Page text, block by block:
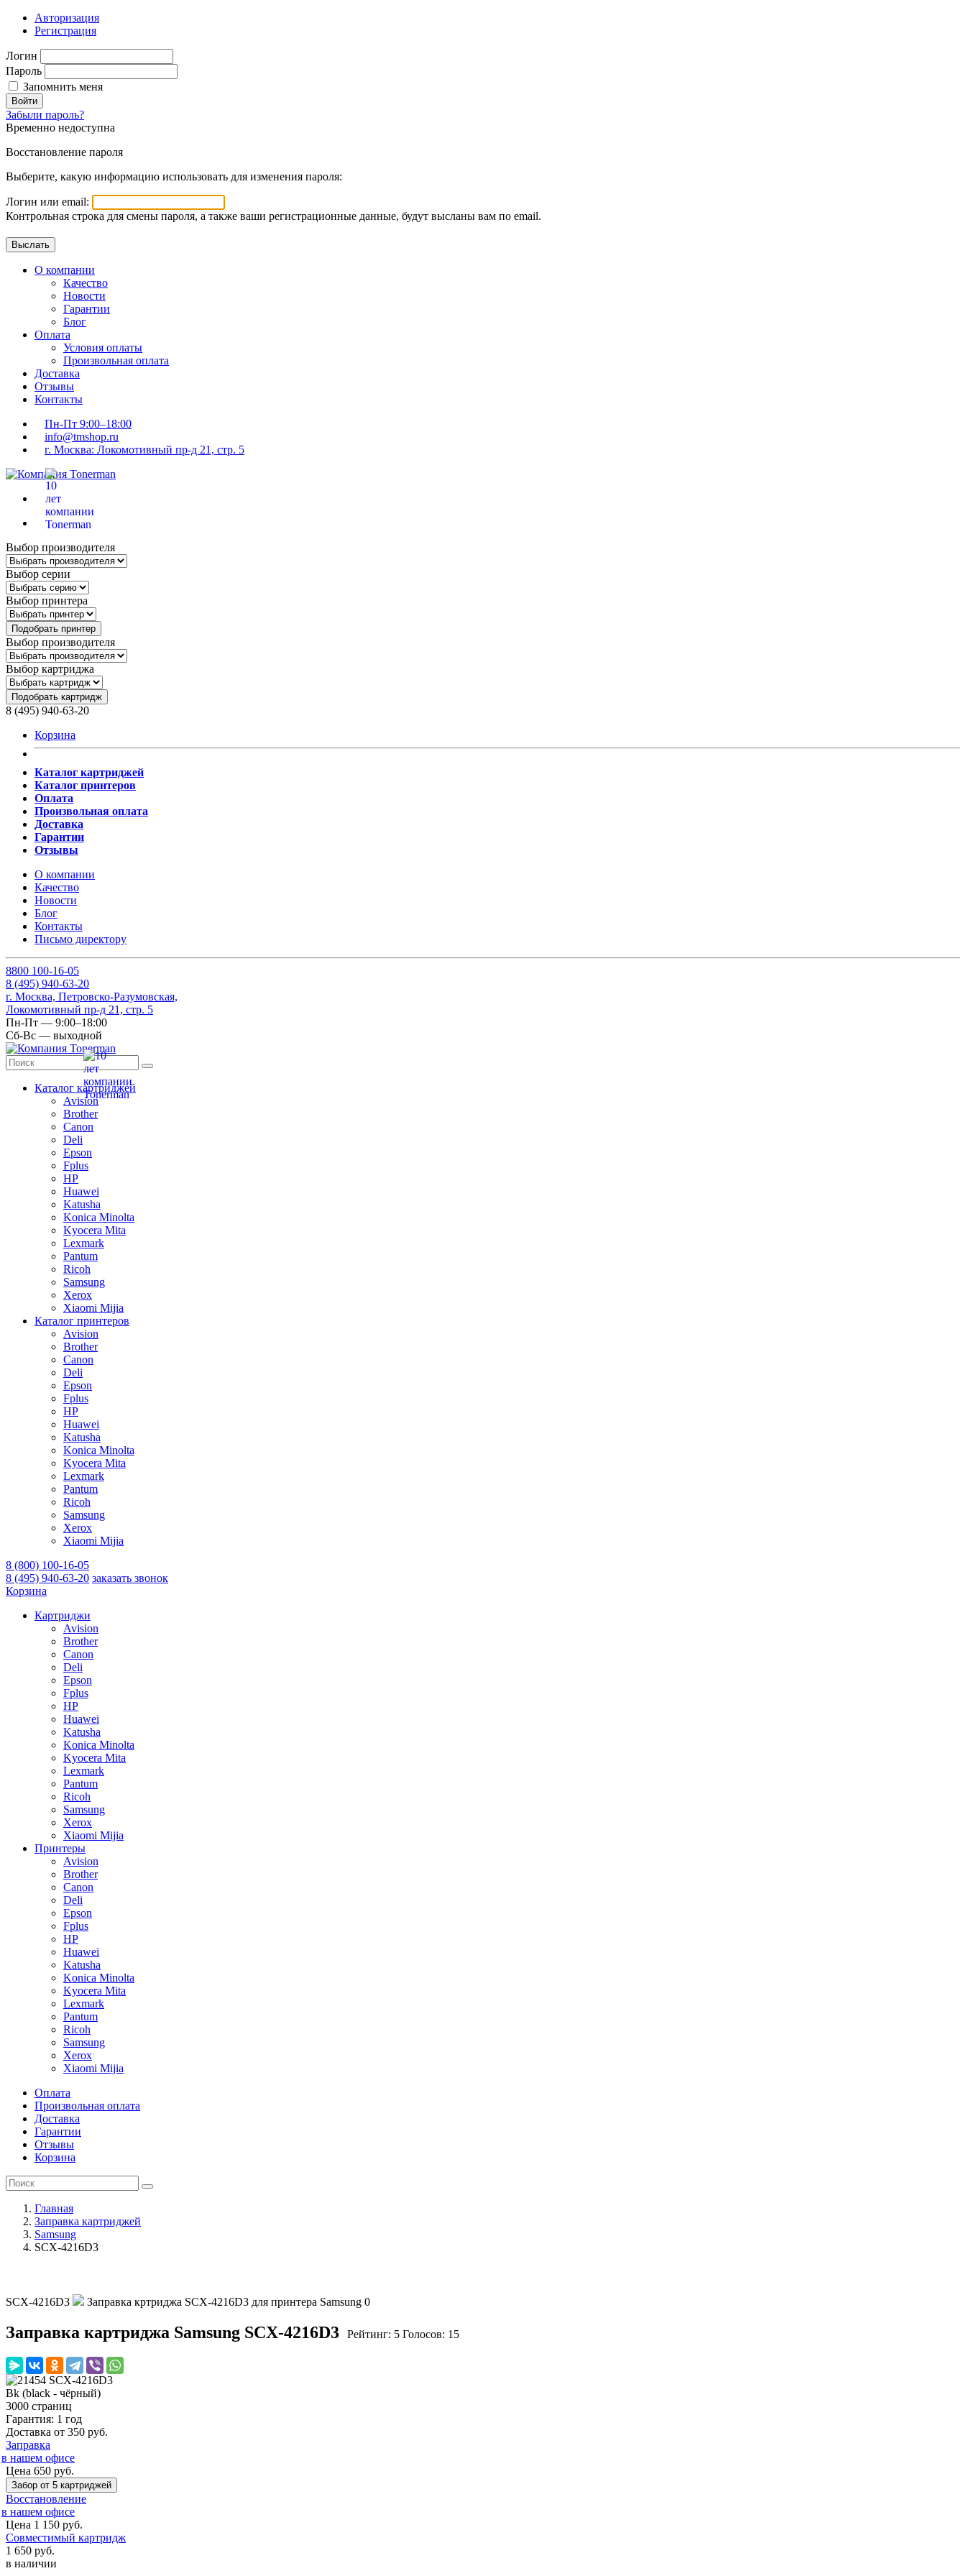
Авторизация
Регистрация
Логин
Пароль
Запомнить меня
Войти
Забыли пароль?
Временно недоступна
Восстановление пароля
Выберите, какую информацию использовать для изменения пароля:
Логин или email:
Контрольная строка для смены пароля, а также ваши регистрационные данные, будут высланы вам по email.
О компании
Качество
Новости
Гарантии
Блог
Оплата
Условия оплаты
Произвольная оплата
Доставка
Отзывы
Контакты
Пн-Пт 9:00–18:00
info@tmshop.ru
г. Москва: Локомотивный пр-д 21, стр. 5
Выбор производителя
Выбор серии
Выбор принтера
Подобрать принтер
Выбор производителя
Выбор картриджа
Подобрать картридж
8 (495) 940-63-20
Корзина
Каталог картриджей
Каталог принтеров
Оплата
Произвольная оплата
Доставка
Гарантии
Отзывы
О компании
Качество
Новости
Блог
Контакты
Письмо директору
8800 100-16-05
8 (495) 940-63-20
г. Москва, Петровско-Разумовская,
Локомотивный пр-д 21, стр. 5
Пн-Пт — 9:00–18:00
Сб-Вс — выходной
Каталог картриджей
Avision
Brother
Canon
Deli
Epson
Fplus
HP
Huawei
Katusha
Konica Minolta
Kyocera Mita
Lexmark
Pantum
Ricoh
Samsung
Xerox
Xiaomi Mijia
Каталог принтеров
Avision
Brother
Canon
Deli
Epson
Fplus
HP
Huawei
Katusha
Konica Minolta
Kyocera Mita
Lexmark
Pantum
Ricoh
Samsung
Xerox
Xiaomi Mijia
8 (800) 100-16-05
8 (495) 940-63-20 заказать звонок
Корзина
Картриджи
Avision
Brother
Canon
Deli
Epson
Fplus
HP
Huawei
Katusha
Konica Minolta
Kyocera Mita
Lexmark
Pantum
Ricoh
Samsung
Xerox
Xiaomi Mijia
Принтеры
Avision
Brother
Canon
Deli
Epson
Fplus
HP
Huawei
Katusha
Konica Minolta
Kyocera Mita
Lexmark
Pantum
Ricoh
Samsung
Xerox
Xiaomi Mijia
Оплата
Произвольная оплата
Доставка
Гарантии
Отзывы
Корзина
Главная
Заправка картриджей
Samsung
SCX-4216D3
SCX-4216D3 Заправка кртриджа SCX-4216D3 для принтера Samsung 0
Заправка картриджа Samsung SCX-4216D3 Рейтинг: 5 Голосов: 15
Bk (black - чёрный)
3000 страниц
Гарантия: 1 год
Доставка от 350 руб.
Заправка
в нашем офисе
Цена 650 руб.
Забор от 5 картриджей
Восстановление
в нашем офисе
Цена 1 150 руб.
Совместимый картридж
1 650 руб.
в наличии